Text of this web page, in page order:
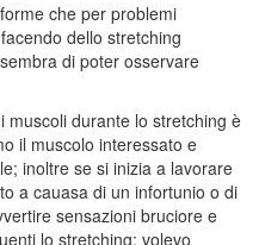
che per problemi
dello stretching
di poter osservare
muscoli durante lo stretching è
il muscolo interessato e
inoltre se si inizia a lavorare
a cauasa di un infortunio o di
sensazioni bruciore e
lo stretching; volevo